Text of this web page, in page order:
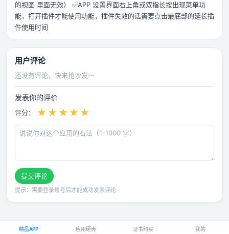
的视图 里面无效） ✅APP 设置界面右上角或双指长按出现菜单功
能，打开插件才能使用功能，插件失效的话需要点击最底部的延长插
件使用时间
用户评论
还没有评论，快来抢沙发～
发表你的评价
评分： ★ ★ ★ ★ ★
提交评论
提示：需要登录账号后才能成功发表评论
精品APP 应用砸壳 证书购买 我的